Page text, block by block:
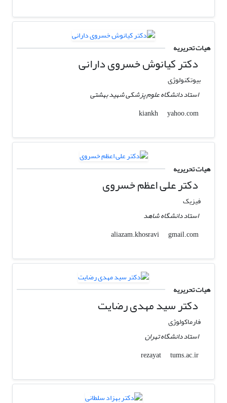
هیات تحریریه
دکتر کیانوش خسروی دارانی
بیوتکنولوژی
استاد دانشگاه علوم پزشکی شهید بهشتی
kiankh
yahoo.com
هیات تحریریه
دکتر علی اعظم خسروی
فیزیک
استاد دانشگاه شاهد
aliazam.khosravi
gmail.com
هیات تحریریه
دکتر سید مهدی رضایت
فارماکولوژی
استاد دانشگاه تهران
rezayat
tums.ac.ir